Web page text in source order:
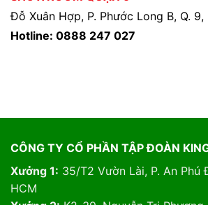
Đỗ Xuân Hợp, P. Phước Long B, Q. 9,
Hotline: 0888 247 027
CÔNG TY CỔ PHẦN TẬP ĐOÀN
Xưởng 1: 35/T2 Vườn Lài, P. An Phú
HCM